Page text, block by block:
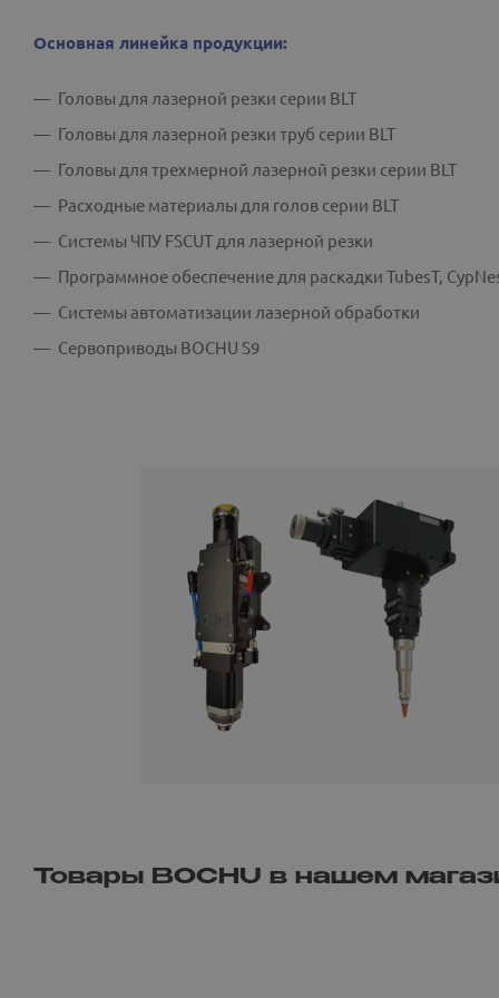
Основная линейка продукции:
Головы для лазерной резки серии BLT
Головы для лазерной резки труб серии BLT
Головы для трехмерной лазерной резки серии BLT
Расходные материалы для голов серии BLT
Системы ЧПУ FSCUT для лазерной резки
Программное обеспечение для раскадки TubesT,
Системы автоматизации лазерной обработки
Сервоприводы BOCHU S9
Товары BOCHU в нашем